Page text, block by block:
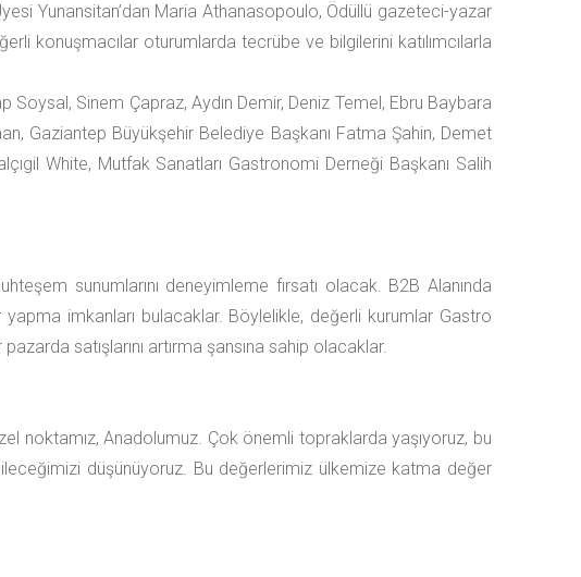
Yunansitan’dan Maria Athanasopoulo, Ödüllü gazeteci-yazar
konuşmacılar oturumlarda tecrübe ve bilgilerini katılımcılarla
Sinem Çapraz, Aydın Demir, Deniz Temel, Ebru Baybara
Gaziantep Büyükşehir Belediye Başkanı Fatma Şahin, Demet
White, Mutfak Sanatları Gastronomi Derneği Başkanı Salih
sunumlarını deneyimleme fırsatı olacak. B2B Alanında
imkanları bulacaklar. Böylelikle, değerli kurumlar Gastro
satışlarını artırma şansına sahip olacaklar.
noktamız, Anadolumuz. Çok önemli topraklarda yaşıyoruz, bu
düşünüyoruz. Bu değerlerimiz ülkemize katma değer